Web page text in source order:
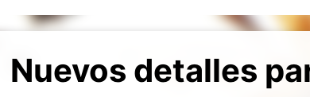
Nuevos detalles